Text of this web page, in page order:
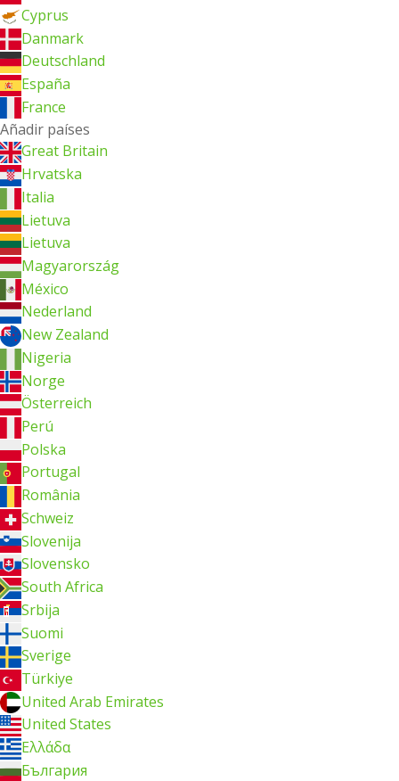
Cyprus
Danmark
Deutschland
España
France
Añadir países
Great Britain
Hrvatska
Italia
Lietuva
Lietuva
Magyarország
México
Nederland
New Zealand
Nigeria
Norge
Österreich
Perú
Polska
Portugal
România
Schweiz
Slovenija
Slovensko
South Africa
Srbija
Suomi
Sverige
Türkiye
United Arab Emirates
United States
Ελλάδα
България